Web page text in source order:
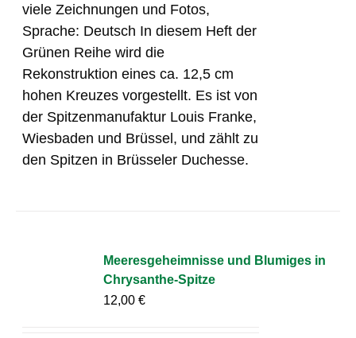
viele Zeichnungen und Fotos,
Sprache: Deutsch In diesem Heft der
Grünen Reihe wird die
Rekonstruktion eines ca. 12,5 cm
hohen Kreuzes vorgestellt. Es ist von
der Spitzenmanufaktur Louis Franke,
Wiesbaden und Brüssel, und zählt zu
den Spitzen in Brüsseler Duchesse.
Meeresgeheimnisse und Blumiges in
Chrysanthe-Spitze
12,00€